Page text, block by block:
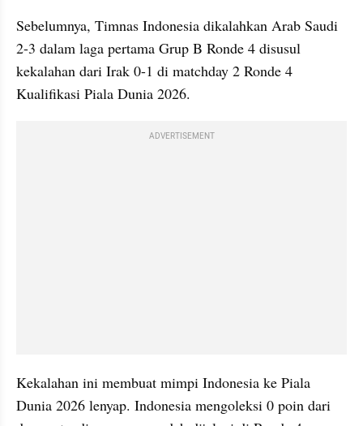
Sebelumnya, Timnas Indonesia dikalahkan Arab Saudi
2-3 dalam laga pertama Grup B Ronde 4 disusul
kekalahan dari Irak 0-1 di matchday 2 Ronde 4
Kualifikasi Piala Dunia 2026.
ADVERTISEMENT
Kekalahan ini membuat mimpi Indonesia ke Piala
Dunia 2026 lenyap. Indonesia mengoleksi 0 poin dari